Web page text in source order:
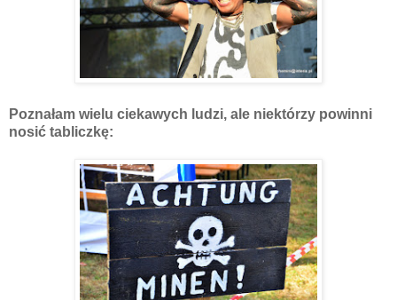
Poznałam wielu ciekawych ludzi, ale niektórzy powinni
nosić tabliczkę: